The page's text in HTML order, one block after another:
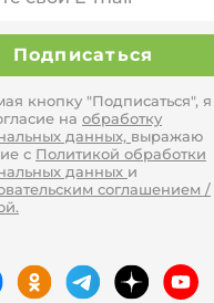
Подписаться
кнопку "Подписаться", я
на обработку
данных, выражаю
с Политикой обработки
данных и
соглашением /